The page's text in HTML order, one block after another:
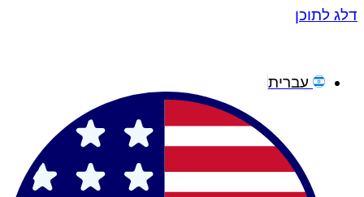
דלג לתוכן
עברית